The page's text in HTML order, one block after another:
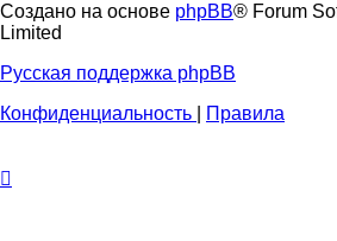
Создано на основе phpBB® Forum
Limited
Русская поддержка phpBB
Конфиденциальность
Правила